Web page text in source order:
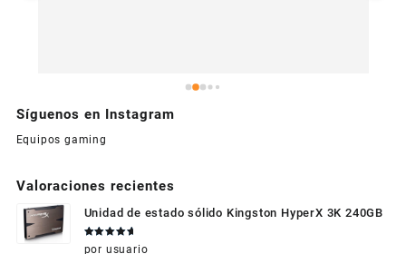
Síguenos en Instagram
Equipos gaming
Valoraciones recientes
Unidad de estado sólido Kingston HyperX 3K 240GB
por usuario